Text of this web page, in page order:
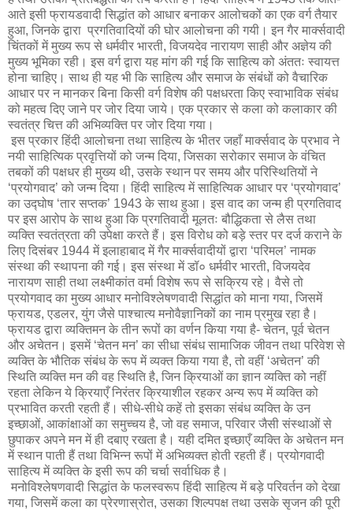
आते इसी फ्रायडवादी सिद्धांत को आधार बनाकर आलोचकों का एक वर्ग तैयार
हुआ, जिनके द्वारा प्रगतिवादियों की घोर आलोचना की गयी। इन गैर मार्क्सवादी
चिंतकों में मुख्य रूप से धर्मवीर भारती, विजयदेव नारायण साही और अज्ञेय की
मुख्य भूमिका रही। इस वर्ग द्वारा यह मांग की गई कि साहित्य को अंततः स्वायत्त
होना चाहिए। साथ ही यह भी कि साहित्य और समाज के संबंधों को वैचारिक
आधार पर न मानकर बिना किसी वर्ग विशेष की पक्षधरता किए स्वाभाविक संबंध
को महत्व दिए जाने पर जोर दिया जाये। एक प्रकार से कला को कलाकार की
स्वतंत्र चित्त की अभिव्यक्ति पर जोर दिया गया।
इस प्रकार हिंदी आलोचना तथा साहित्य के भीतर जहाँ मार्क्सवाद के प्रभाव ने
नयी साहित्यिक प्रवृत्तियों को जन्म दिया, जिसका सरोकार समाज के वंचित
तबकों की पक्षधर ही मुख्य थी, उसके स्थान पर समय और परिस्थितियों ने
‘प्रयोगवाद’ को जन्म दिया। हिंदी साहित्य में साहित्यिक आधार पर ‘प्रयोगवाद’
का उद्घोष ‘तार सप्तक’ 1943 के साथ हुआ। इस वाद का जन्म ही प्रगतिवाद
पर इस आरोप के साथ हुआ कि प्रगतिवादी मूलतः बौद्धिकता से लैस तथा
व्यक्ति स्वतंत्रता की उपेक्षा करते हैं। इस विरोध को बड़े स्तर पर दर्ज कराने के
लिए दिसंबर 1944 में इलाहाबाद में गैर मार्क्सवादीयों द्वारा ‘परिमल’ नामक
संस्था की स्थापना की गई। इस संस्था में डॉ० धर्मवीर भारती, विजयदेव
नारायण साही तथा लक्ष्मीकांत वर्मा विशेष रूप से सक्रिय रहे। वैसे तो
प्रयोगवाद का मुख्य आधार मनोविश्लेषणवादी सिद्धांत को माना गया, जिसमें
फ्रायड, एडलर, युंग जैसे पाश्चात्य मनोवैज्ञानिकों का नाम प्रमुख रहा है।
फ्रायड द्वारा व्यक्तिमन के तीन रूपों का वर्णन किया गया है- चेतन, पूर्व चेतन
और अचेतन। इसमें ‘चेतन मन’ का सीधा संबंध सामाजिक जीवन तथा परिवेश से
व्यक्ति के भौतिक संबंध के रूप में व्यक्त किया गया है, तो वहीं ‘अचेतन’ की
स्थिति व्यक्ति मन की वह स्थिति है, जिन क्रियाओं का ज्ञान व्यक्ति को नहीं
रहता लेकिन ये क्रियाएँ निरंतर क्रियाशील रहकर अन्य रूप में व्यक्ति को
प्रभावित करती रहती हैं। सीधे-सीधे कहें तो इसका संबंध व्यक्ति के उन
इच्छाओं, आकांक्षाओं का समुच्चय है, जो वह समाज, परिवार जैसी संस्थाओं से
छुपाकर अपने मन में ही दबाए रखता है। यही दमित इच्छाएँ व्यक्ति के अचेतन मन
में स्थान पाती हैं तथा विभिन्न रूपों में अभिव्यक्त होती रहती हैं। प्रयोगवादी
साहित्य में व्यक्ति के इसी रूप की चर्चा सर्वाधिक है।
मनोविश्लेषणवादी सिद्धांत के फलस्वरूप हिंदी साहित्य में बड़े परिवर्तन को देखा
गया, जिसमें कला का प्रेरणास्रोत, उसका शिल्पपक्ष तथा उसके सृजन की पूरी